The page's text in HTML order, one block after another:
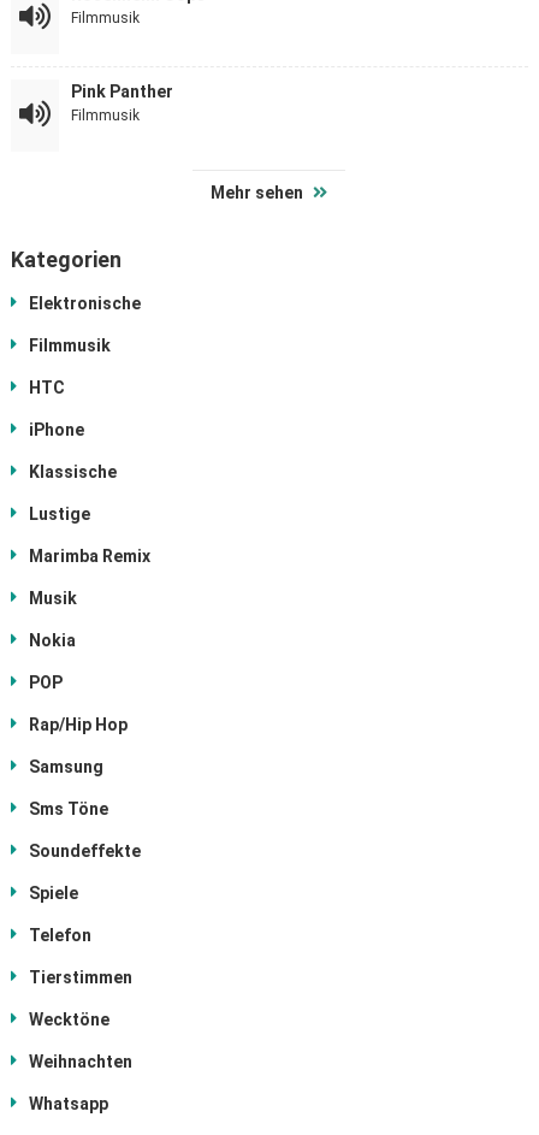
Filmmusik
Pink Panther
Filmmusik
Mehr sehen
Kategorien
Elektronische
Filmmusik
HTC
iPhone
Klassische
Lustige
Marimba Remix
Musik
Nokia
POP
Rap/Hip Hop
Samsung
Sms Töne
Soundeffekte
Spiele
Telefon
Tierstimmen
Wecktöne
Weihnachten
Whatsapp